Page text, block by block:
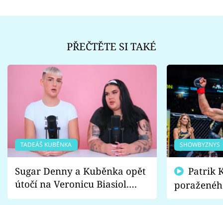
PŘEČTĚTE SI TAKÉ
TADEÁŠ KUBĚNKA
Sugar Denny a Kuběnka opět
útočí na Veronicu Biasiol.
Proč je podle nich falešná a
SHOWBYZNYS
fanoušci